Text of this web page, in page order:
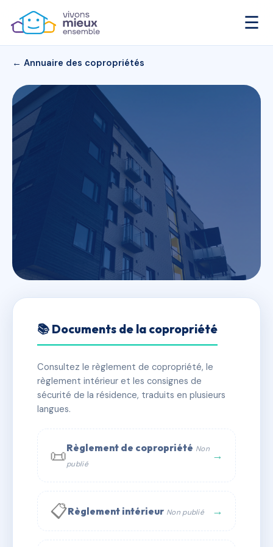
☰
← Annuaire des copropriétés
RAYNAUD 17
✓ Immatriculée 🏠 18 lots 🏗 1 bâtiment(s)
📞 Contacter Syndic Digital
📚 Documents de la copropriété
Consultez le règlement de copropriété, le
règlement intérieur et les consignes de
sécurité de la résidence, traduits en plusieurs
langues.
📜Règlement de copropriété Non
publié
→
📋Règlement intérieur Non publié →